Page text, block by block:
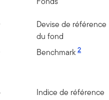
Devise de référence
du fond
Benchmark 2
Indice de référence